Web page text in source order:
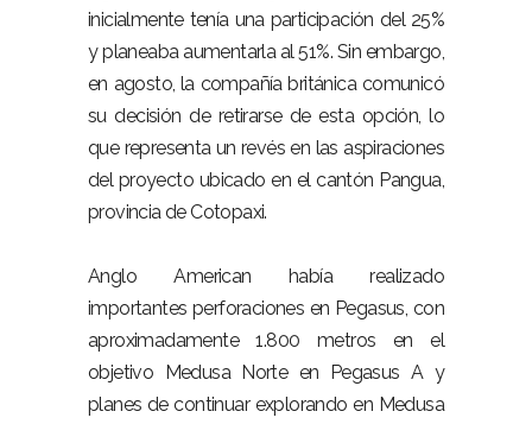
inicialmente tenía una participación del 25%
y planeaba aumentarla al 51%. Sin embargo,
en agosto, la compañía británica comunicó
su decisión de retirarse de esta opción, lo
que representa un revés en las aspiraciones
del proyecto ubicado en el cantón Pangua,
provincia de Cotopaxi.
Anglo American había realizado
importantes perforaciones en Pegasus, con
aproximadamente 1.800 metros en el
objetivo Medusa Norte en Pegasus A y
planes de continuar explorando en Medusa